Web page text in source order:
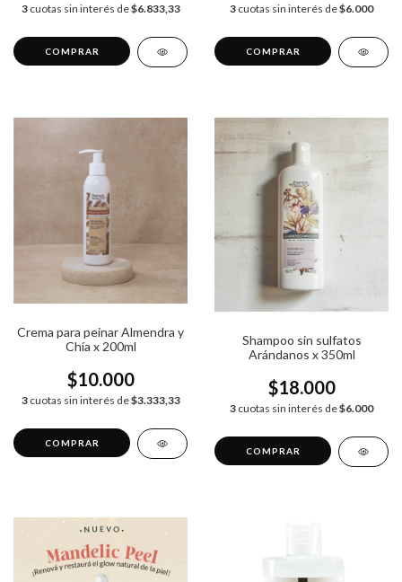
3 cuotas sin interés de$6.833,33 3 cuotas sin interés de$6.000
Crema para peinar Almendra y
Chía x 200ml
$10.000
3 cuotas sin interés de$3.333,33
Shampoo sin sulfatos
Arándanos x 350ml
$18.000
3 cuotas sin interés de$6.000